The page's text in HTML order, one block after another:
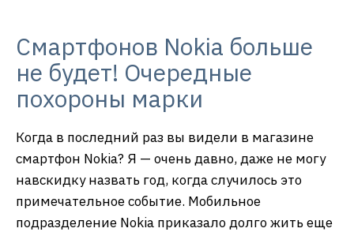
Смартфонов Nokia больше
не будет! Очередные
похороны марки
Когда в последний раз вы видели в магазине
смартфон Nokia? Я — очень давно, даже не могу
навскидку назвать год, когда случилось это
примечательное событие. Мобильное
подразделение Nokia приказало долго жить еще